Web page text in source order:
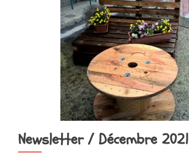
Newsletter / Décembre 2021